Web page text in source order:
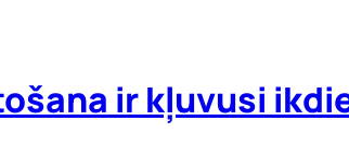
ir kļuvusi